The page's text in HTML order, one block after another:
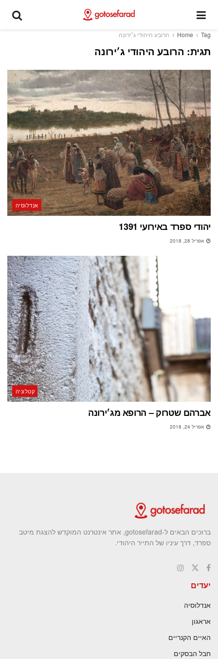
Home Tag הרובע היהודי ג׳ירונה
תגית: הרובע היהודי ג׳ירונה
אנדלוסיה
יהודי ספרד באירועי 1391
אפריל 28, 2018
קטלוניה
אברהם שטרוק – הרופא מג׳ירונה
אפריל 24, 2018
ברוכים הבאים ל-gotosefarad, אתר אינטרנט המוקדש להצגת מיטב
ספרד, דרך עיניו של התייר היהודי.
יעדים
אנדלוסיה
אראגון
האיים הקנריים
חבל הבסקים